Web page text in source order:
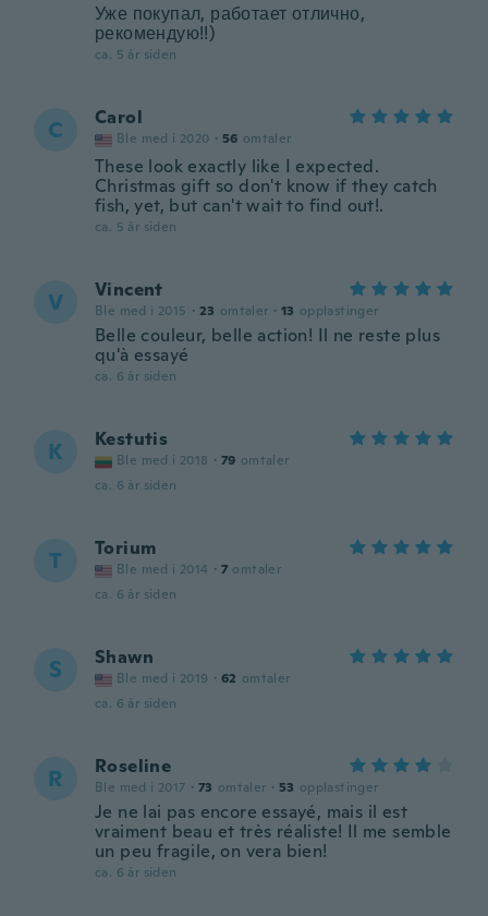
Уже покупал, работает отлично,
рекомендую!!)
ca. 5 år siden
C Carol
Ble med i 2020 · 56 omtaler
These look exactly like I expected.
Christmas gift so don't know if they catch
fish, yet, but can't wait to find out!.
ca. 5 år siden
V Vincent
Ble med i 2015 · 23 omtaler · 13 opplastinger
Belle couleur, belle action! Il ne reste plus
qu'à essayé
ca. 6 år siden
K Kestutis
Ble med i 2018 · 79 omtaler
ca. 6 år siden
T Torium
Ble med i 2014 · 7 omtaler
ca. 6 år siden
S Shawn
Ble med i 2019 · 62 omtaler
ca. 6 år siden
R Roseline
Ble med i 2017 · 73 omtaler · 53 opplastinger
Je ne lai pas encore essayé, mais il est
vraiment beau et très réaliste! Il me semble
un peu fragile, on vera bien!
ca. 6 år siden